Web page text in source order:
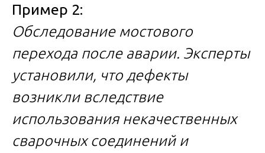
Пример 2:
Обследование мостового
перехода после аварии. Эксперты
установили, что дефекты
возникли вследствие
использования некачественных
сварочных соединений и